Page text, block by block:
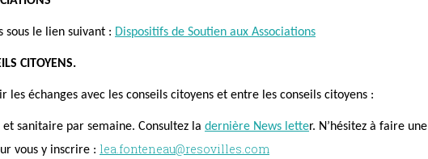
sous le lien suivant : Dispositifs de Soutien aux Associations
CITOYENS.
les échanges avec les conseils citoyens et entre les conseils citoyens :
sanitaire par semaine. Consultez la dernière News letter. N’hésitez à faire une
vous y inscrire : lea.fonteneau@resovilles.com